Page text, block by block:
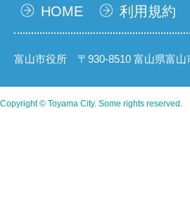
HOME 利用規約
富山市役所 〒930-8510 富山県富山
Copyright © Toyama City. Some rights reserved.